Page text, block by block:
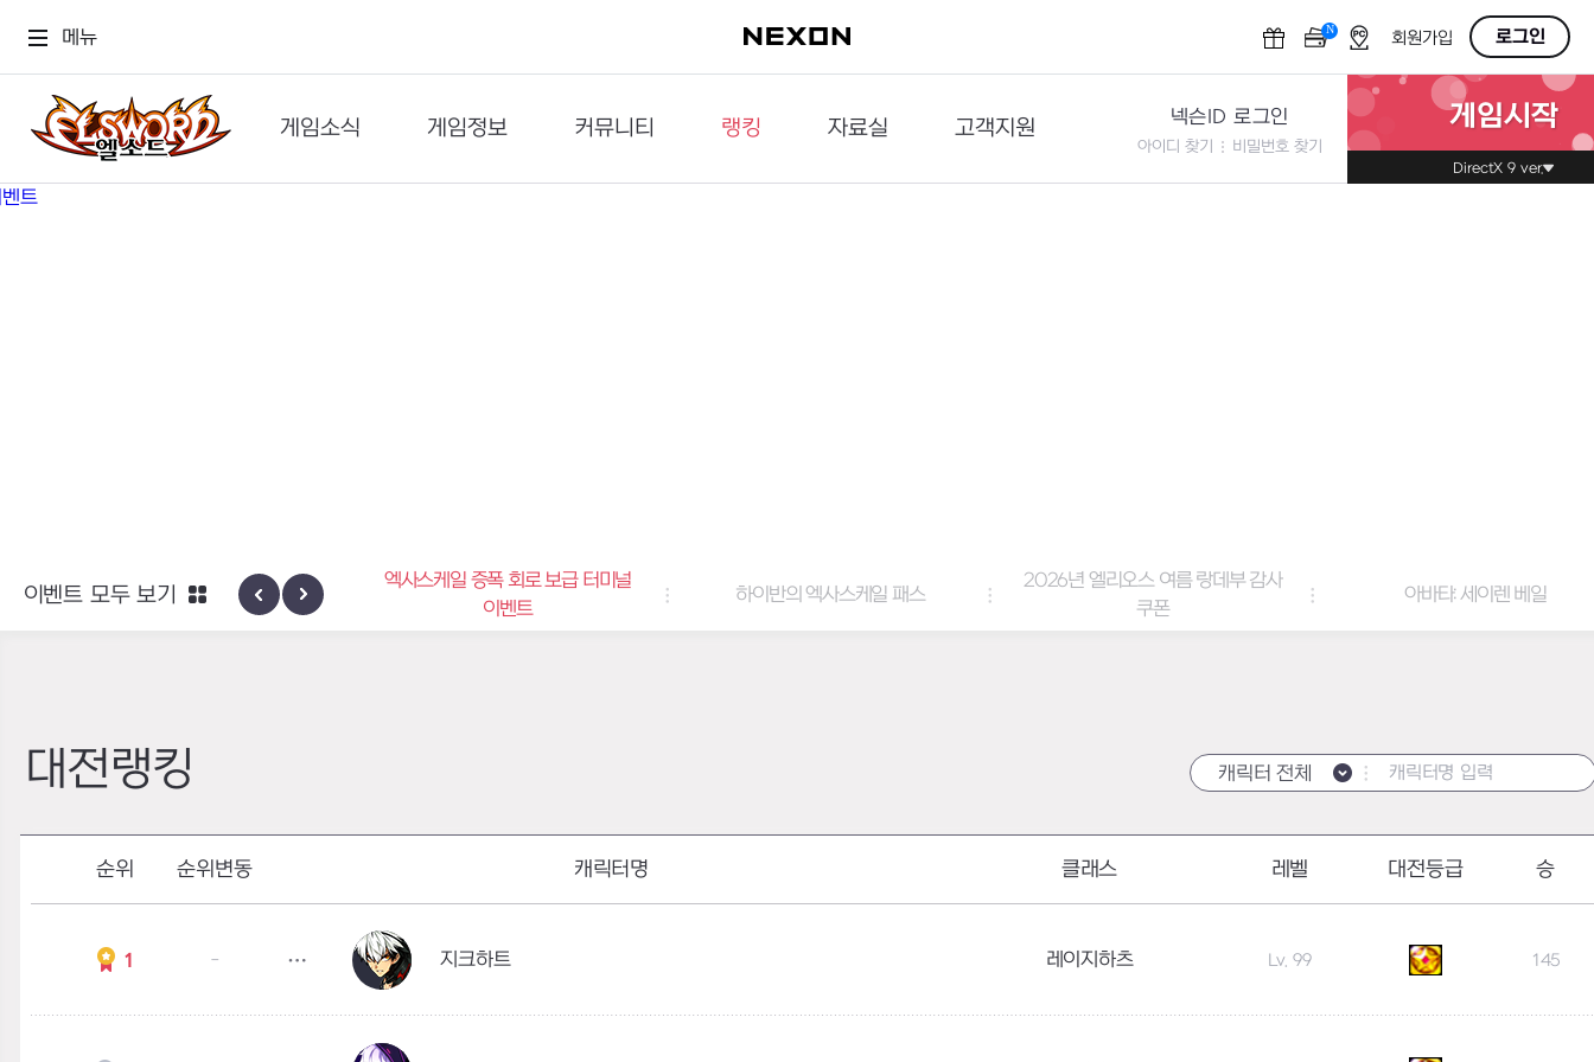
메뉴 N OFF회원가입 로그인
게임소식
공지사항
게임정보
세계관
커뮤니티
이슈게시판
랭킹
던전랭킹
자료실
다운로드
고객지원
문의하기
넥슨ID 로그인
아이디 찾기 비밀번호 찾기
게임시작
DirectX 9 ver.
신규 지역 네블론
엑사스케일 증폭 회로 보급 터미널
이벤트
하이반의 엑사스케일 패스
2026년 엘리오스 여름 랑데부 감사
쿠폰
아바타: 세이렌 베일
이벤트 모두 보기
대전랭킹 캐릭터 전체
순위 순위변동 캐릭터명 클래스 레벨 대전등급 승
1 - 지크하트 레이지하츠 Lv. 99 145